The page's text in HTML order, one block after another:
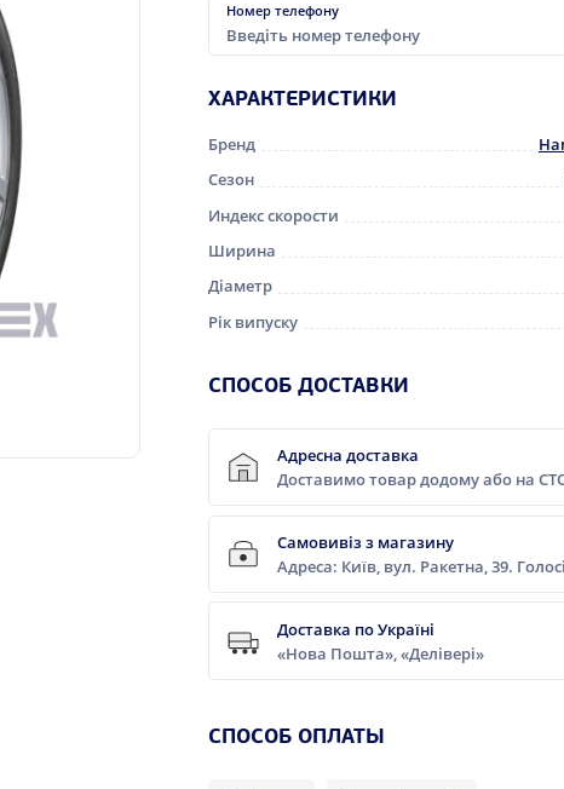
Номер телефону
ХАРАКТЕРИСТИКИ
Бренд
Сезон
Индекс скорости
Ширина
Діаметр
Рік випуску
CПОСОБ ДОСТАВКИ
Адресна доставка
Доставимо товар додому або на
Самовивіз з магазину
Адреса: Київ, вул. Ракетна, 39.
Доставка по Україні
«Нова Пошта», «Делівері»
CПОСОБ ОПЛАТЫ